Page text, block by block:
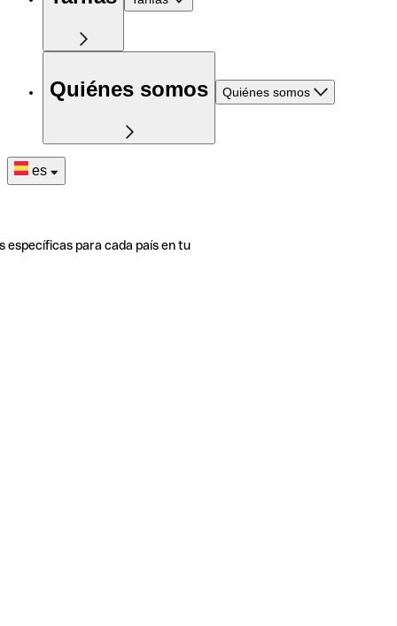
Quiénes somos Quiénes somos
es
específicas para cada país en tu